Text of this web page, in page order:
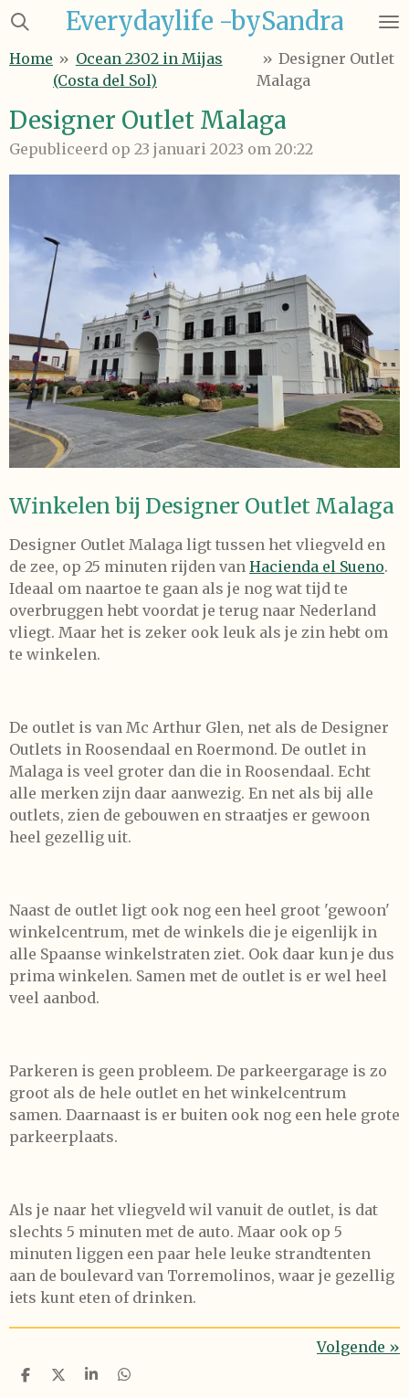
Ga
naar
hoofdinhoud
Everydaylife -bySandra
Home » Ocean 2302 in Mijas
(Costa del Sol)
» Designer Outlet
Malaga
Designer Outlet Malaga
Gepubliceerd op 23 januari 2023 om 20:22
Winkelen bij Designer Outlet Malaga
Designer Outlet Malaga ligt tussen het vliegveld en
de zee, op 25 minuten rijden van Hacienda el Sueno.
Ideaal om naartoe te gaan als je nog wat tijd te
overbruggen hebt voordat je terug naar Nederland
vliegt. Maar het is zeker ook leuk als je zin hebt om
te winkelen.
De outlet is van Mc Arthur Glen, net als de Designer
Outlets in Roosendaal en Roermond. De outlet in
Malaga is veel groter dan die in Roosendaal. Echt
alle merken zijn daar aanwezig. En net als bij alle
outlets, zien de gebouwen en straatjes er gewoon
heel gezellig uit.
Naast de outlet ligt ook nog een heel groot 'gewoon'
winkelcentrum, met de winkels die je eigenlijk in
alle Spaanse winkelstraten ziet. Ook daar kun je dus
prima winkelen. Samen met de outlet is er wel heel
veel aanbod.
Parkeren is geen probleem. De parkeergarage is zo
groot als de hele outlet en het winkelcentrum
samen. Daarnaast is er buiten ook nog een hele grote
parkeerplaats.
Als je naar het vliegveld wil vanuit de outlet, is dat
slechts 5 minuten met de auto. Maar ook op 5
minuten liggen een paar hele leuke strandtenten
aan de boulevard van Torremolinos, waar je gezellig
iets kunt eten of drinken.
Volgende »
D
D
S
D